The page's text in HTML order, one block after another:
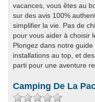
vacances, vous êtes au
sur des avis 100%
simplifier la vie. Pas de
pour vous aider à choisir
Plongez dans notre
installations au top, et
parti pour une aventure
Camping De La